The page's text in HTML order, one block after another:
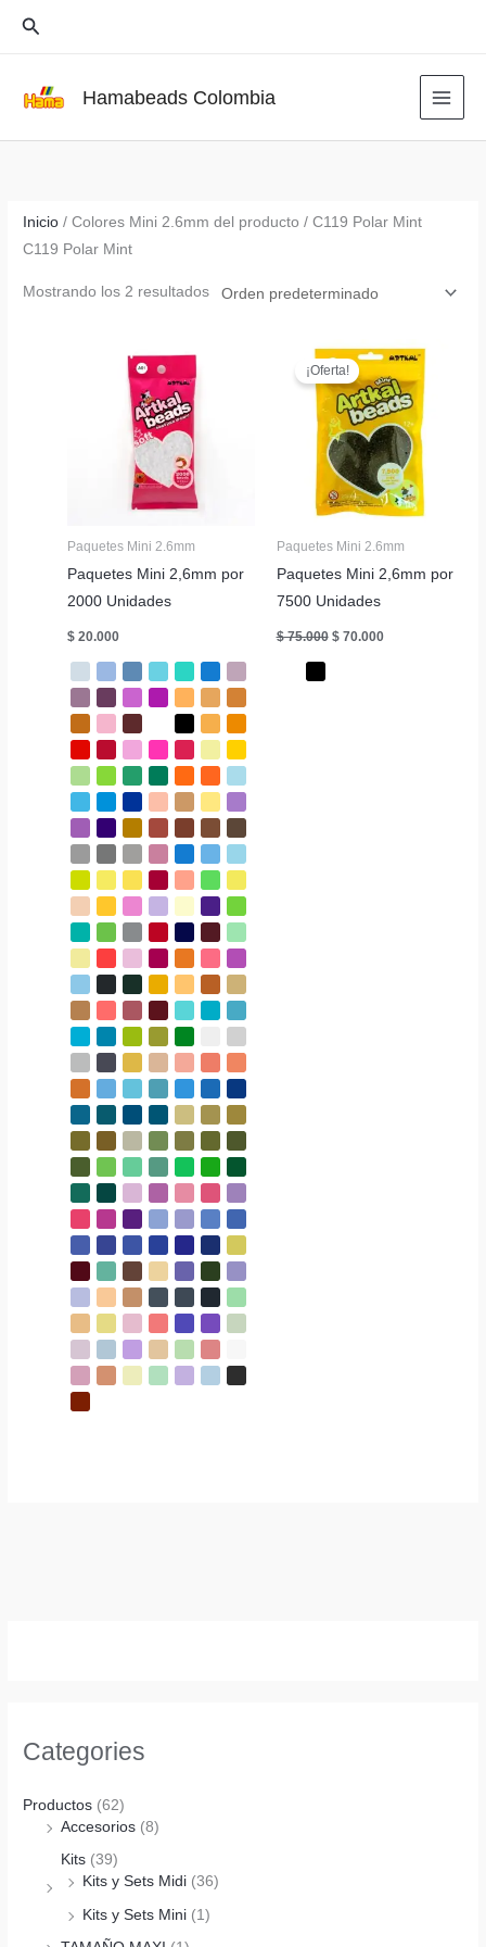
Buscar
Hamabeads Colombia
Categories
Productos (62)
Accesorios (8)
Kits (39)
Kits y Sets Midi (36)
Kits y Sets Mini (1)
Inicio / Colores Mini 2.6mm del producto / C119 Polar Mint
C119 Polar Mint
Mostrando los 2 resultados
Paquetes Mini 2.6mm
Paquetes Mini 2,6mm por
2000 Unidades
$ 20.000
¡Oferta!
Paquetes Mini 2.6mm
Paquetes Mini 2,6mm por
7500 Unidades
$75.000 El
precio
$70.000El